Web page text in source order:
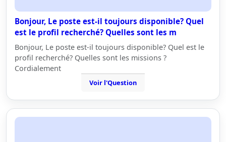
Bonjour, Le poste est-il toujours disponible? Quel
est le profil recherché? Quelles sont les m
Bonjour, Le poste est-il toujours disponible? Quel est le
profil recherché? Quelles sont les missions ?
Cordialement
Voir l'Question